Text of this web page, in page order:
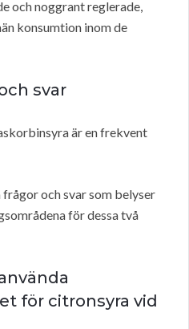
och noggrant reglerade,
konsumtion inom de
svar
är en frekvent
och svar som belyser
för dessa två
för citronsyra vid